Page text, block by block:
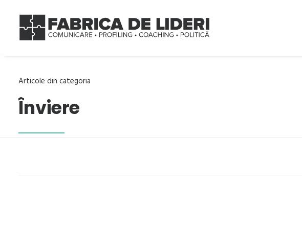
Articole din categoria
Înviere